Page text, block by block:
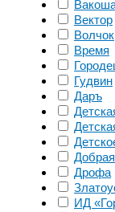
Вектор
Волчок
Время
Гудвин
Даръ
Добрая
Дрофа
ИД